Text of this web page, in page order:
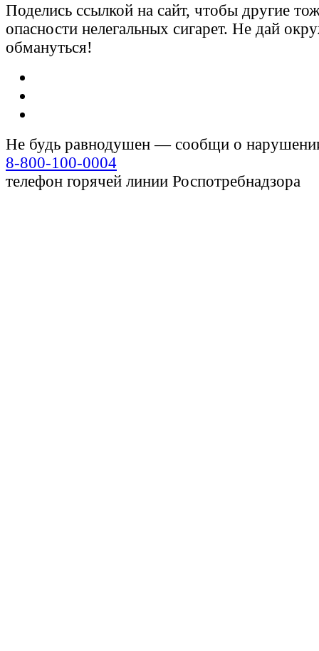
Поделись ссылкой на сайт, чтобы другие
опасности нелегальных сигарет. Не дай
обмануться!
Не будь равнодушен — сообщи о
8-800-100-0004
телефон горячей линии Роспотребнадзора